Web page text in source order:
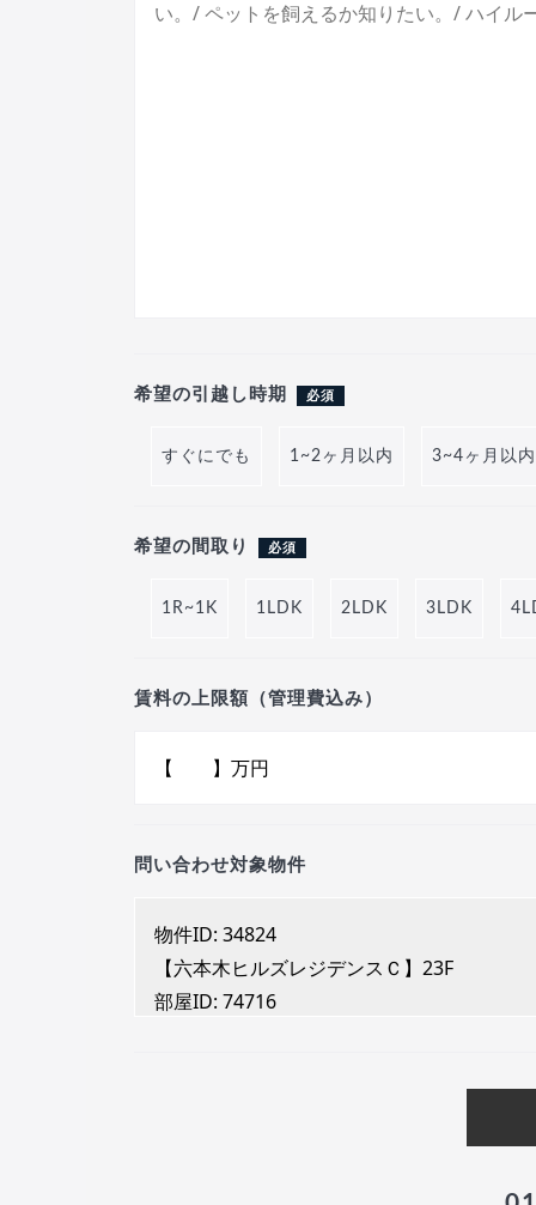
希望の引越し時期 必須
すぐにでも 1~2ヶ月以内 3~4ヶ月以内
希望の間取り 必須
1R~1K 1LDK 2LDK 3LDK
賃料の上限額（管理費込み）
問い合わせ対象物件